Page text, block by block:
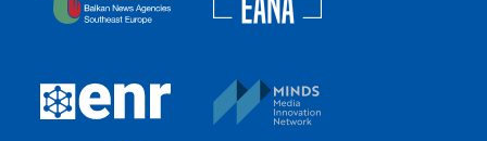
European Newsroom